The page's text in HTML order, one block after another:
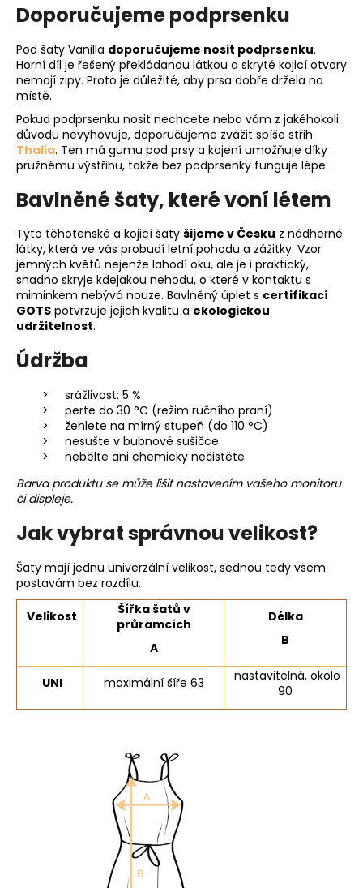
Doporučujeme podprsenku
Pod šaty Vanilla doporučujeme nosit podprsenku.
Horní díl je řešený překládanou látkou a skryté kojicí otvory
nemají zipy. Proto je důležité, aby prsa dobře držela na
místě.
Pokud podprsenku nosit nechcete nebo vám z jakéhokoli
důvodu nevyhovuje, doporučujeme zvážit spíše střih
Thalia. Ten má gumu pod prsy a kojení umožňuje díky
pružnému výstřihu, takže bez podprsenky funguje lépe.
Bavlněné šaty, které voní létem
Tyto těhotenské a kojicí šaty šijeme v Česku z nádherné
látky, která ve vás probudí letní pohodu a zážitky. Vzor
jemných květů nejenže lahodí oku, ale je i praktický,
snadno skryje kdejakou nehodu, o které v kontaktu s
miminkem nebývá nouze. Bavlněný úplet s certifikací
GOTS potvrzuje jejich kvalitu a ekologickou
udržitelnost.
Údržba
srážlivost: 5 %
perte do 30 °C (režim ručního praní)
žehlete na mírný stupeň (do 110 °C)
nesušte v bubnové sušičce
nebělte ani chemicky nečistěte
Barva produktu se může lišit nastavením vašeho monitoru
či displeje.
Jak vybrat správnou velikost?
Šaty mají jednu univerzální velikost, sednou tedy všem
postavám bez rozdílu.
Velikost
Šířka šatů v
průramcích
A
Délka
B
UNI maximální šíře 63
nastavitelná, okolo
90